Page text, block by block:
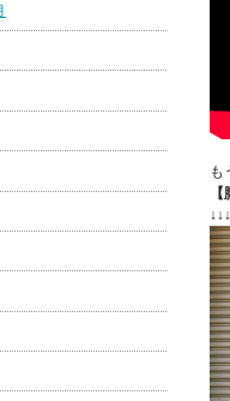
も
↓↓↓